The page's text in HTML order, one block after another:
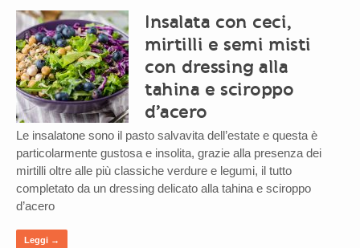
Insalata con ceci,
mirtilli e semi misti
con dressing alla
tahina e sciroppo
d’acero
Le insalatone sono il pasto salvavita dell’estate e questa è
particolarmente gustosa e insolita, grazie alla presenza dei
mirtilli oltre alle più classiche verdure e legumi, il tutto
completato da un dressing delicato alla tahina e sciroppo
d’acero
Leggi →